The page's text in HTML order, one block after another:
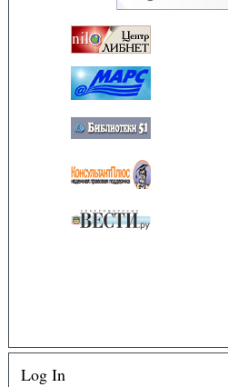
Log In